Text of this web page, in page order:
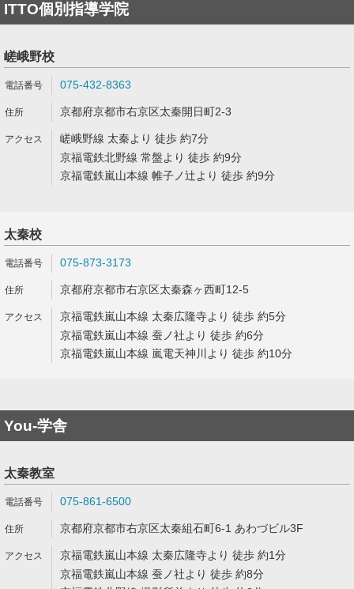
ITTO個別指導学院
嵯峨野校
075-432-8363
京都府京都市右京区太秦開日町2-3
嵯峨野線 太秦より 徒歩 約7分
京福電鉄北野線 常盤より 徒歩 約9分
京福電鉄嵐山本線 帷子ノ辻より 徒歩 約9分
太秦校
075-873-3173
京都府京都市右京区太秦森ヶ西町12-5
京福電鉄嵐山本線 太秦広隆寺より 徒歩 約5分
京福電鉄嵐山本線 蚕ノ社より 徒歩 約6分
京福電鉄嵐山本線 嵐電天神川より 徒歩 約10分
You-学舎
太秦教室
075-861-6500
京都府京都市右京区太秦組石町6-1 あわづビル3F
京福電鉄嵐山本線 太秦広隆寺より 徒歩 約1分
京福電鉄嵐山本線 蚕ノ社より 徒歩 約8分